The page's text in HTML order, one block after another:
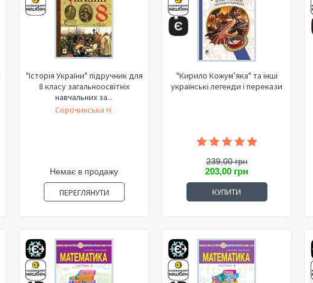
"Історія України" підручник для
8 класу загальноосвітніх
навчальних за...
Сорочинська Н.
Немає в продажу
ПЕРЕГЛЯНУТИ
"Кирило Кожум’яка" та інші
українські легенди і перекази
239,00 грн
203,00 грн
КУПИТИ